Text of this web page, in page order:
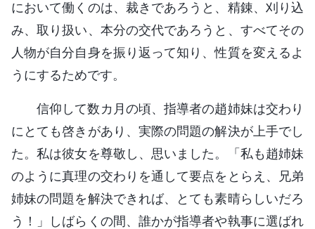
において働くのは、裁きであろうと、精錬、刈り込
み、取り扱い、本分の交代であろうと、すべてその
人物が自分自身を振り返って知り、性質を変えるよ
うにするためです。
信仰して数カ月の頃、指導者の趙姉妹は交わり
にとても啓きがあり、実際の問題の解決が上手でし
た。私は彼女を尊敬し、思いました。「私も趙姉妹
のように真理の交わりを通して要点をとらえ、兄弟
姉妹の問題を解決できれば、とても素晴らしいだろ
う！」しばらくの間、誰かが指導者や執事に選ばれ